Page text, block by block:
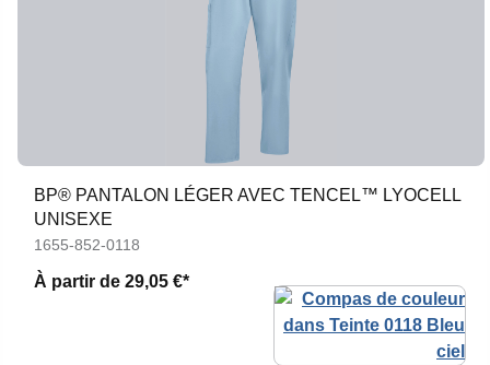
BP® PANTALON LÉGER AVEC TENCEL™ LYOCELL
UNISEXE
1655-852-0118
À partir de 29,05 €*